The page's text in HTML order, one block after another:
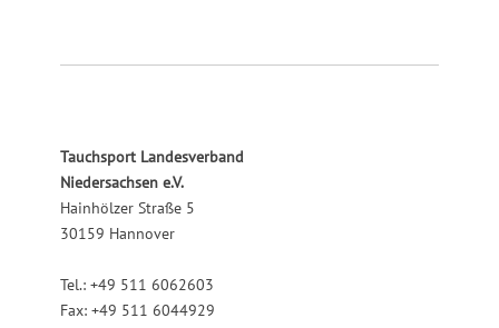
Tauchsport Landesverband
Niedersachsen e.V.
Hainhölzer Straße 5
30159 Hannover
Tel.: +49 511 6062603
Fax: +49 511 6044929